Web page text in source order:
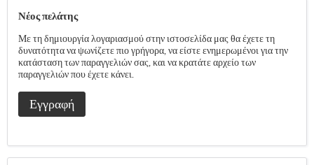
Νέος πελάτης
Με τη δημιουργία λογαριασμού στην ιστοσελίδα μας θα έχετε τη
δυνατότητα να ψωνίζετε πιο γρήγορα, να είστε ενημερωμένοι για την
κατάσταση των παραγγελιών σας, και να κρατάτε αρχείο των
παραγγελιών που έχετε κάνει.
Εγγραφή